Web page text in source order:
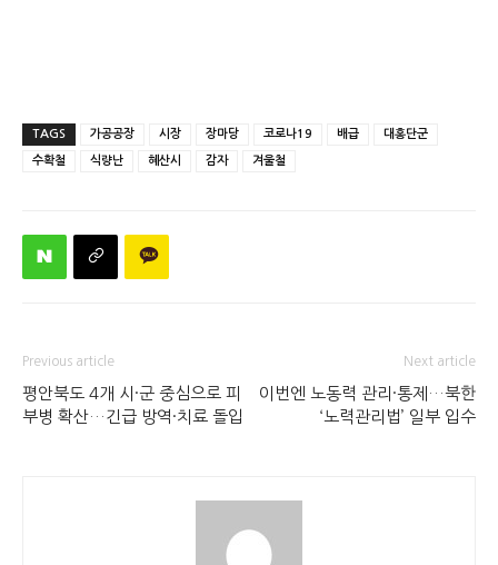
TAGS 가공공장 시장 장마당 코로나19 배급 대홍단군
수확철 식량난 혜산시 감자 겨울철
Previous article
평안북도 4개 시·군 중심으로 피
부병 확산…긴급 방역·치료 돌입
Next article
이번엔 노동력 관리·통제…북한
‘노력관리법’ 일부 입수